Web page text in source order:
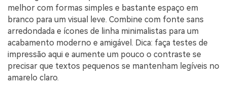
melhor com formas simples e bastante espaço em
branco para um visual leve. Combine com fonte sans
arredondada e ícones de linha minimalistas para um
acabamento moderno e amigável. Dica: faça testes de
impressão aqui e aumente um pouco o contraste se
precisar que textos pequenos se mantenham legíveis no
amarelo claro.